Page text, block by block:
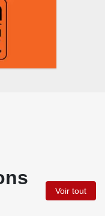
Voir tout